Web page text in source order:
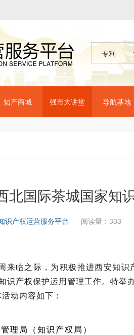
专利
知产商城 强市大讲堂 导航基地
北国际茶城国家知
识产权运营服务平台 阅读量：333
来临之际，为积极推进西安知
识产权保护运用管理工作。特
动内容如下：
理局（知识产权局）